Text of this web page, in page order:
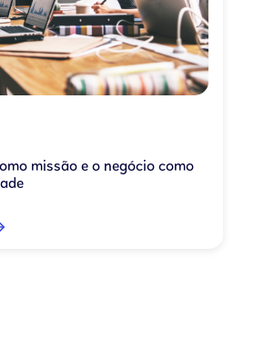
missão e o negócio como